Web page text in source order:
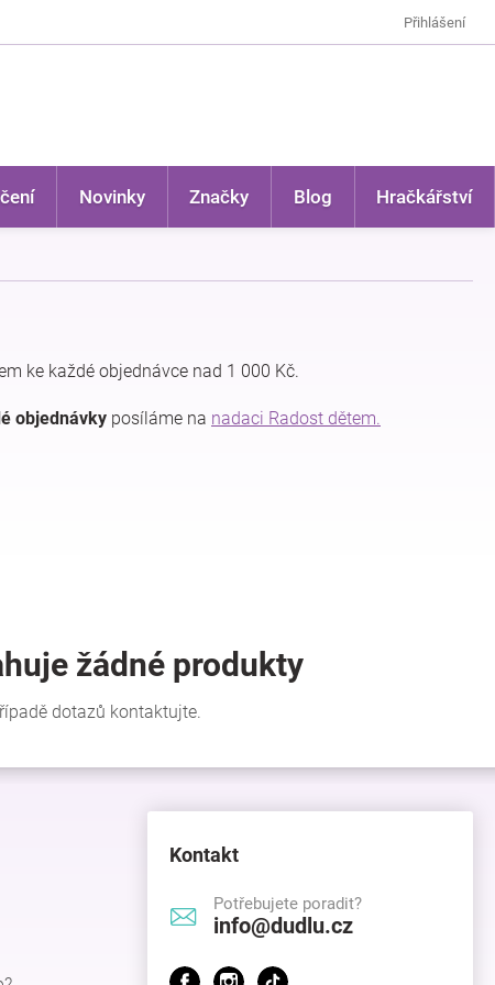
Přihlášení
Novinky Značky Blog Hračkářství
ke každé objednávce nad 1 000 Kč.
objednávky posíláme na nadaci Radost dětem.
Kontakt
Potřebujete poradit?
info@dudlu.cz